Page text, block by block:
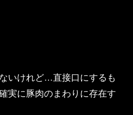
いけれど…直接口にするも
実に豚肉のまわりに存在す